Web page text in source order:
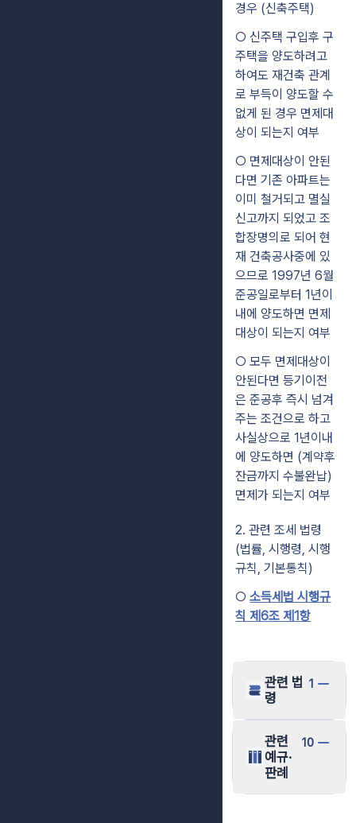
경우 (신축주택)
○ 신주택 구입후 구
주택을 양도하려고
하여도 재건축 관계
로 부득이 양도할 수
없게 된 경우 면제대
상이 되는지 여부
○ 면제대상이 안된
다면 기존 아파트는
이미 철거되고 멸실
신고까지 되었고 조
합장명의로 되어 현
재 건축공사중에 있
으므로 1997년 6월
준공일로부터 1년이
내에 양도하면 면제
대상이 되는지 여부
○ 모두 면제대상이
안된다면 등기이전
은 준공후 즉시 넘겨
주는 조건으로 하고
사실상으로 1년이내
에 양도하면 (계약후
잔금까지 수불완납)
면제가 되는지 여부
2. 관련 조세 법령
(법률, 시행령, 시행
규칙, 기본통칙)
○소득세법 시행규
칙 제6조 제1항
관련 법
령
1
관련
예규·
판례
10